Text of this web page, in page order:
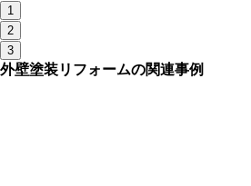
1
2
3
外壁塗装リフォームの関連事例